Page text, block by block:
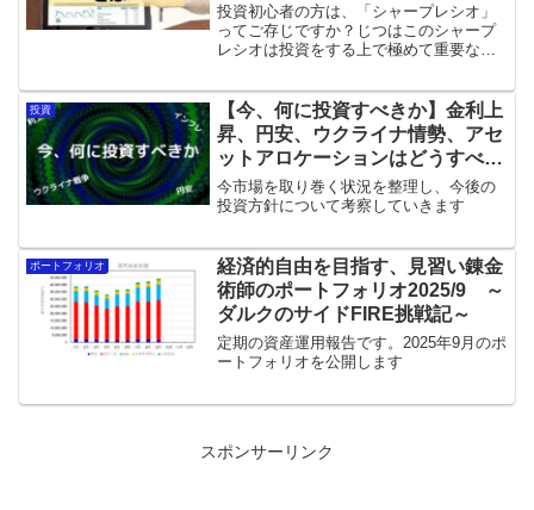
投資初心者の方は、「シャープレシオ」
ってご存じですか？じつはこのシャープ
レシオは投資をする上で極めて重要な指
と思います。今回は、シャープレシオに
ついて用語の意味と求め方、なぜ重要な
のかについて解説します。
投資
【今、何に投資すべきか】金利上
昇、円安、ウクライナ情勢、アセ
ットアロケーションはどうすべ
き？
今市場を取り巻く状況を整理し、今後の
投資方針について考察していきます
ポートフォリオ
経済的自由を目指す、見習い錬金
術師のポートフォリオ2025/9 ～
ダルクのサイドFIRE挑戦記～
定期の資産運用報告です。2025年9月のポ
ートフォリオを公開します
スポンサーリンク